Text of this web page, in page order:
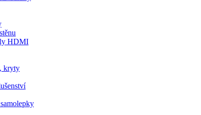
HDMI
kryty